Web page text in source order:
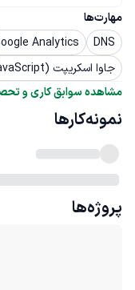
مهارت‌ها
DNS
Analytics
جاوا اسکریپت (JavaScript)
مشاهده سوابق کاری و
نمونه‌کارها
پروژه‌ها